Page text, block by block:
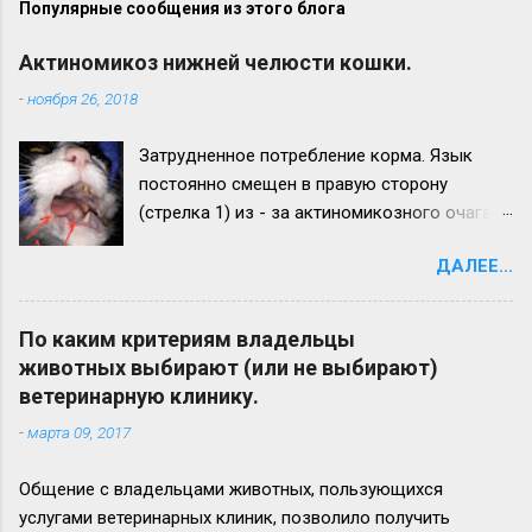
Популярные сообщения из этого блога
Актиномикоз нижней челюсти кошки.
-ноября 26, 2018
Затрудненное потребление корма. Язык
постоянно смещен в правую сторону
(стрелка 1) из - за актиномикозного очага,
актиномикозного очага более наблюдается
Вид нижней челюсти с левой стороны.
Челюсть увеличена в размере в 2,5 - 3 раза.
Прогноз неблагоприятный. Удачи всем!
ДАЛЕЕ...
По каким критериям владельцы
животных выбирают (или не выбирают)
ветеринарную клинику.
-марта 09, 2017
Общение с владельцами животных, пользующихся
услугами ветеринарных клиник, позволило получить